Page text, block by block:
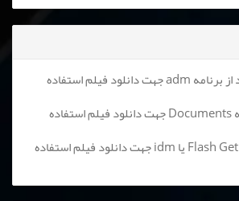
در گوشی های اندروید از برنامه adm جهت دانلود فیلم استفاده
در گوشی ios از برنامه Documents جهت دانلود فیلم استفاده
در کامپیوتر از برنامه Flash Get یا idm جهت دانلود فیلم استفاده